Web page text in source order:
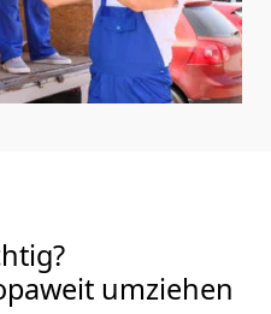
umziehen